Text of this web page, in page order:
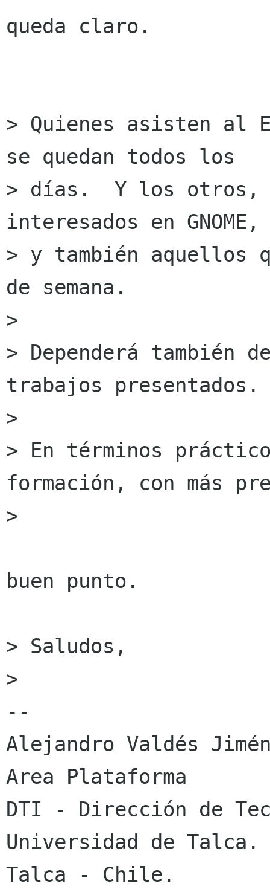
queda claro.
> Quienes asisten al
se quedan todos los
> días.  Y los otros,
interesados en GNOME,
> y también
de semana.
>
> Dependerá también
trabajos presentados.
>
> En términos
formación, con más
>
buen punto.
> Saludos,
>
--
Alejandro Valdés
Area Plataforma
DTI - Dirección de
Universidad de Talca.
Talca - Chile.